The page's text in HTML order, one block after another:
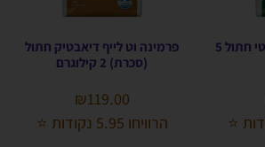
פרמינה וט לייף אוביסיטי חתול 5
פרמינה וט לייף דיאבטיק חתול
(סכרת) 2 קילוגרם
₪119.00
הרוויחו 5.95 נקודות ⭐